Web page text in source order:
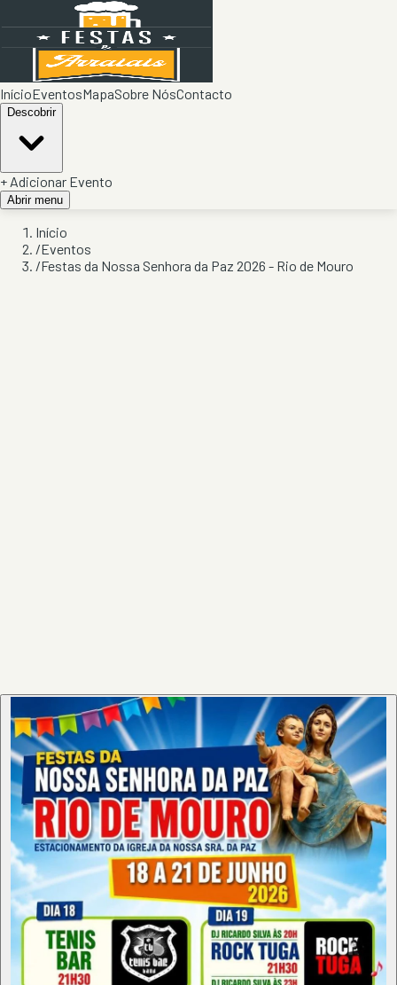
InícioEventosMapaSobre NósContacto
Descobrir
+ Adicionar Evento
Abrir menu
Início
/Eventos
/Festas da Nossa Senhora da Paz 2026 - Rio de Mouro